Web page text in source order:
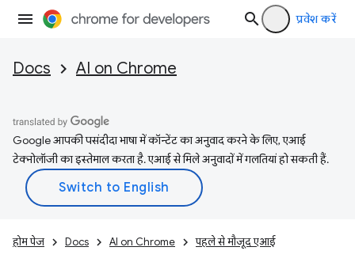
प्रवेश करें
Docs AI on Chrome
Google आपकी पसंदीदा भाषा में कॉन्टेंट का अनुवाद करने के लिए, एआई
टेक्नोलॉजी का इस्तेमाल करता है. एआई से मिले अनुवादों में गलतियां हो सकती हैं.
होम पेज Docs AI on Chrome पहले से मौजूद एआई